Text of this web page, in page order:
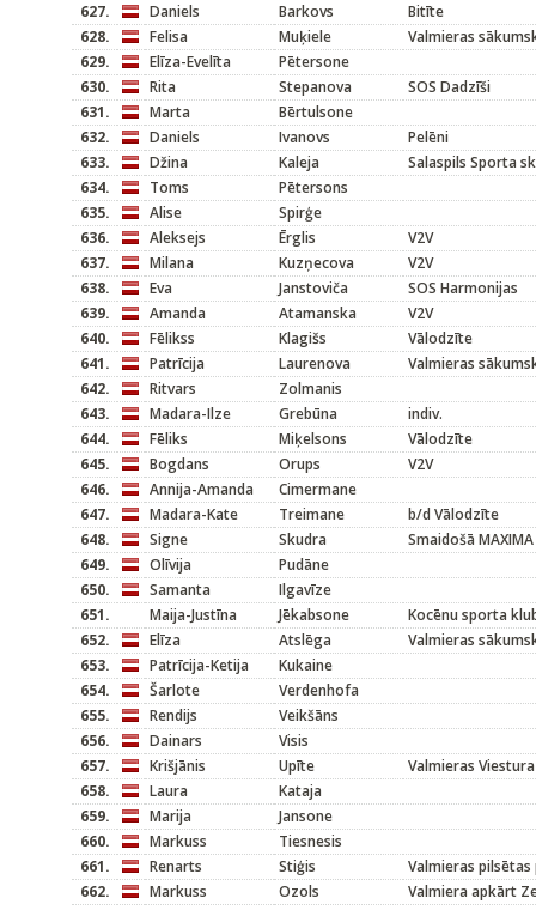
627.
Daniels Barkovs
Bitīte
628.
Felisa Muķiele
Valmieras
629.
Elīza-Evelīta
Pētersone
630.
Rita Stepanova
SOS Dadzīši
631.
Marta
Bērtulsone
632.
Daniels Ivanovs
Pelēni
633.
Džina Kaleja
Salaspils Sporta
634.
Toms
Pētersons
635.
Alise
Spirģe
636.
Aleksejs Ērglis
V2V
637.
Milana Kuzņecova
V2V
638.
Eva Janstoviča
SOS Harmonijas
639.
Amanda Atamanska
V2V
640.
Fēlikss Klagišs
Vālodzīte
641.
Patrīcija Laurenova
Valmieras
642.
Ritvars
Zolmanis
643.
Madara-Ilze Grebūna
indiv.
644.
Fēliks Miķelsons
Vālodzīte
645.
Bogdans Orups
V2V
646.
Annija-Amanda
Cimermane
647.
Madara-Kate Treimane
b/d Vālodzīte
648.
Signe Skudra
Smaidošā
649.
Olīvija
Pudāne
650.
Samanta
Ilgavīze
651.
Maija-Justīna Jēkabsone
Kocēnu sporta
652.
Elīza Atslēga
Valmieras
653.
Patrīcija-Ketija
Kukaine
654.
Šarlote
Verdenhofa
655.
Rendijs
Veikšāns
656.
Dainars
Visis
657.
Krišjānis Upīte
Valmieras
658.
Laura
Kataja
659.
Marija
Jansone
660.
Markuss
Tiesnesis
661.
Renarts Stiģis
Valmieras pilsētas
662.
Markuss Ozols
Valmiera apkārt